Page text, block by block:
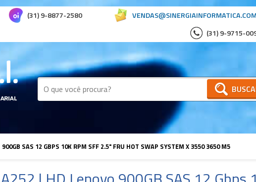
(31) 9-8877-2580
(31) 9-9715-
SAS 12 GBPS 10K RPM SFF 2.5" FRU HOT SWAP SYSTEM X 3550 3650 M5